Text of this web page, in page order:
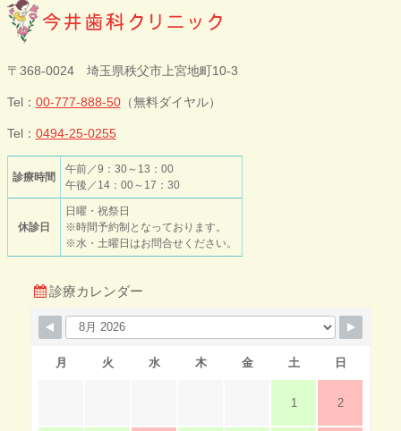
今井歯科クリニ
ック
〒368-0024 埼玉県秩父市上宮地町10-3
Tel： 00-777-888-50（無料ダイヤル）
Tel： 0494-25-0255
診療時間
午前／9：30～13：00
午後／14：00～17：30
休診日
日曜・祝祭日
※時間予約制となっております。
※水・土曜日はお問合せください。
診療カレンダー
月 火 水 木 金 土 日
1 2